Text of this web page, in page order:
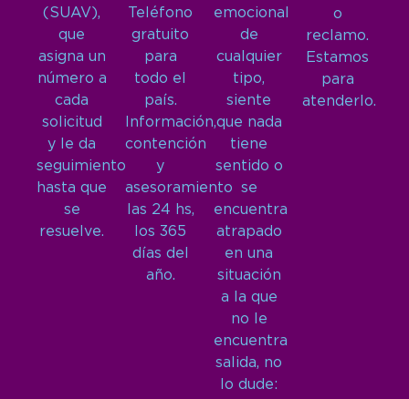
(SUAV),
que
asigna un
número a
cada
solicitud
y le da
seguimiento
hasta que
se
resuelve.
Teléfono
gratuito
para
todo el
país.
Información,
contención
y
asesoramiento
las 24 hs,
los 365
días del
año.
emocional
de
cualquier
tipo,
siente
que nada
tiene
sentido o
se
encuentra
atrapado
en una
situación
a la que
no le
encuentra
salida, no
lo dude:
o
reclamo.
Estamos
para
atenderlo.